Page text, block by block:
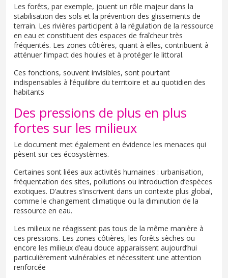
Les forêts, par exemple, jouent un rôle majeur dans la
stabilisation des sols et la prévention des glissements de
terrain. Les rivières participent à la régulation de la ressource
en eau et constituent des espaces de fraîcheur très
fréquentés. Les zones côtières, quant à elles, contribuent à
atténuer l’impact des houles et à protéger le littoral.
Ces fonctions, souvent invisibles, sont pourtant
indispensables à l’équilibre du territoire et au quotidien des
habitants
Des pressions de plus en plus
fortes sur les milieux
Le document met également en évidence les menaces qui
pèsent sur ces écosystèmes.
Certaines sont liées aux activités humaines : urbanisation,
fréquentation des sites, pollutions ou introduction d’espèces
exotiques. D’autres s’inscrivent dans un contexte plus global,
comme le changement climatique ou la diminution de la
ressource en eau.
Les milieux ne réagissent pas tous de la même manière à
ces pressions. Les zones côtières, les forêts sèches ou
encore les milieux d’eau douce apparaissent aujourd’hui
particulièrement vulnérables et nécessitent une attention
renforcée